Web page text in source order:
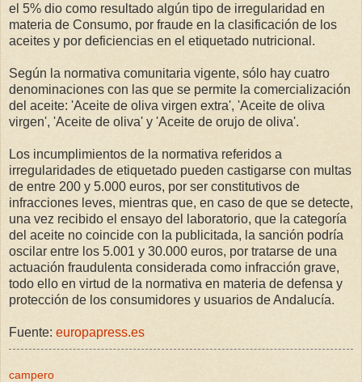
el 5% dio como resultado algún tipo de irregularidad en
materia de Consumo, por fraude en la clasificación de los
aceites y por deficiencias en el etiquetado nutricional.
Según la normativa comunitaria vigente, sólo hay cuatro
denominaciones con las que se permite la comercialización
del aceite: 'Aceite de oliva virgen extra', 'Aceite de oliva
virgen', 'Aceite de oliva' y 'Aceite de orujo de oliva'.
Los incumplimientos de la normativa referidos a
irregularidades de etiquetado pueden castigarse con multas
de entre 200 y 5.000 euros, por ser constitutivos de
infracciones leves, mientras que, en caso de que se detecte,
una vez recibido el ensayo del laboratorio, que la categoría
del aceite no coincide con la publicitada, la sanción podría
oscilar entre los 5.001 y 30.000 euros, por tratarse de una
actuación fraudulenta considerada como infracción grave,
todo ello en virtud de la normativa en materia de defensa y
protección de los consumidores y usuarios de Andalucía.
Fuente: europapress.es
campero